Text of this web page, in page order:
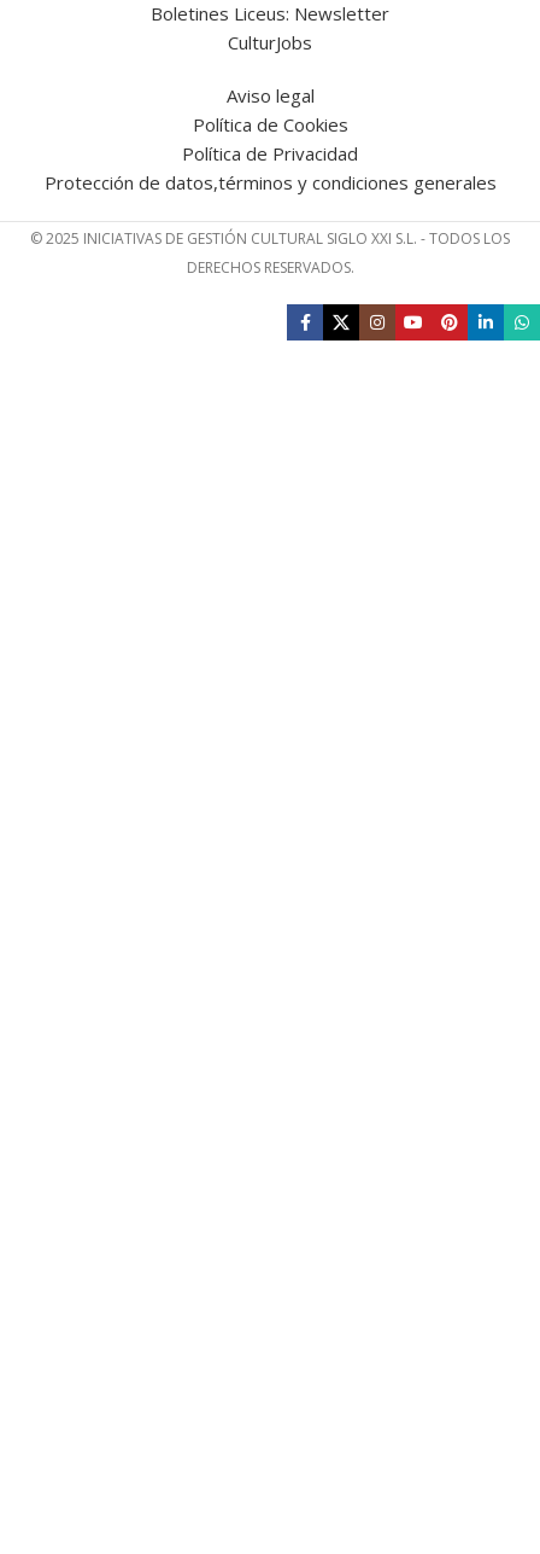
Boletines Liceus: Newsletter
CulturJobs
Aviso legal
Política de Cookies
Política de Privacidad
Protección de datos,términos y condiciones generales
© 2025 INICIATIVAS DE GESTIÓN CULTURAL SIGLO XXI S.L. - TODOS LOS
DERECHOS RESERVADOS.